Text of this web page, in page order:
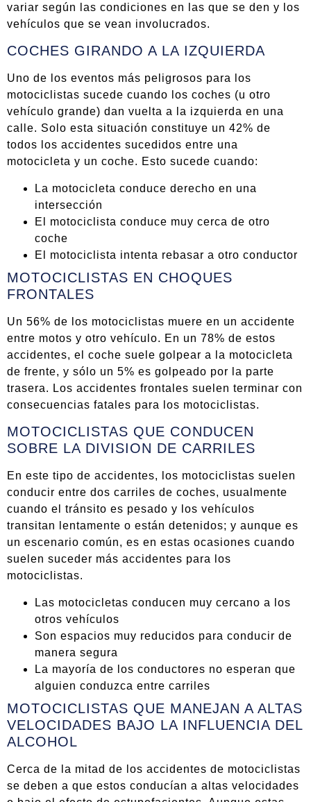
variar según las condiciones en las que se den y los
vehículos que se vean involucrados.
COCHES GIRANDO A LA IZQUIERDA
Uno de los eventos más peligrosos para los
motociclistas sucede cuando los coches (u otro
vehículo grande) dan vuelta a la izquierda en una
calle. Solo esta situación constituye un 42% de
todos los accidentes sucedidos entre una
motocicleta y un coche. Esto sucede cuando:
La motocicleta conduce derecho en una
intersección
El motociclista conduce muy cerca de otro
coche
El motociclista intenta rebasar a otro conductor
MOTOCICLISTAS EN CHOQUES
FRONTALES
Un 56% de los motociclistas muere en un accidente
entre motos y otro vehículo. En un 78% de estos
accidentes, el coche suele golpear a la motocicleta
de frente, y sólo un 5% es golpeado por la parte
trasera. Los accidentes frontales suelen terminar con
consecuencias fatales para los motociclistas.
MOTOCICLISTAS QUE CONDUCEN
SOBRE LA DIVISION DE CARRILES
En este tipo de accidentes, los motociclistas suelen
conducir entre dos carriles de coches, usualmente
cuando el tránsito es pesado y los vehículos
transitan lentamente o están detenidos; y aunque es
un escenario común, es en estas ocasiones cuando
suelen suceder más accidentes para los
motociclistas.
Las motocicletas conducen muy cercano a los
otros vehículos
Son espacios muy reducidos para conducir de
manera segura
La mayoría de los conductores no esperan que
alguien conduzca entre carriles
MOTOCICLISTAS QUE MANEJAN A ALTAS
VELOCIDADES BAJO LA INFLUENCIA DEL
ALCOHOL
Cerca de la mitad de los accidentes de motociclistas
se deben a que estos conducían a altas velocidades